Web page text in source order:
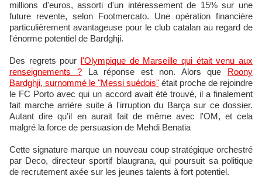
millions d'euros, assorti d'un intéressement de 15% sur une
future revente, selon Footmercato. Une opération financière
particulièrement avantageuse pour le club catalan au regard de
l'énorme potentiel de Bardghji.
Des regrets pour l'Olympique de Marseille qui était venu aux
renseignements ?La réponse est non. Alors que Roony
Bardghji, surnommé le "Messi suédois" était proche de rejoindre
le FC Porto avec qui un accord avait été trouvé, il a finalement
fait marche arrière suite à l'irruption du Barça sur ce dossier.
Autant dire qu'il en aurait fait de même avec l'OM, et cela
malgré la force de persuasion de Mehdi Benatia
Cette signature marque un nouveau coup stratégique orchestré
par Deco, directeur sportif blaugrana, qui poursuit sa politique
de recrutement axée sur les jeunes talents à fort potentiel.